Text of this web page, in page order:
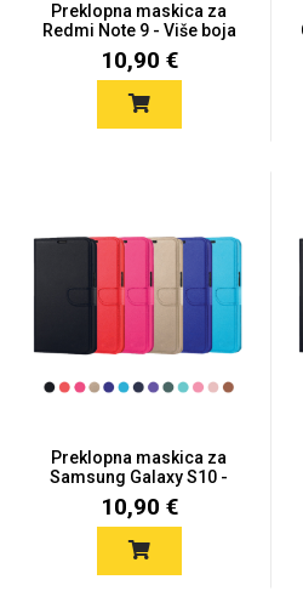
Preklopna maskica za
Redmi Note 9 - Više boja
10,90 €
Preklopna maskica za
Samsung Galaxy S10 -
Više...
10,90 €